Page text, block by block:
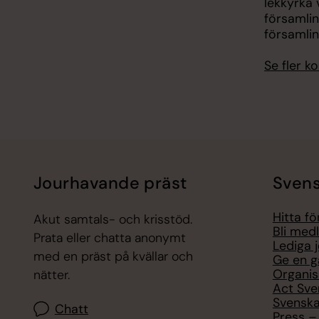
Se fler
Jourhavande präst
Akut samtals- och krisstöd.
Prata eller chatta anonymt
med en präst på kvällar och
nätter.
Chatt
Hitta
Bli
Lediga
Ge en
Act